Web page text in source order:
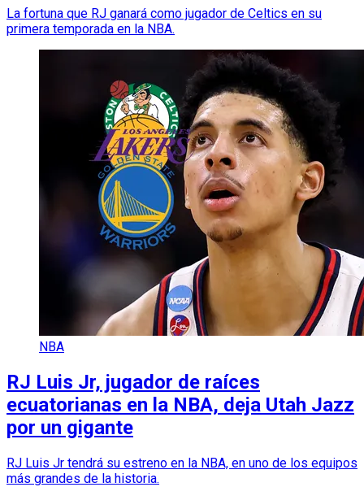
La fortuna que RJ ganará como jugador de Celtics en su
primera temporada en la NBA.
NBA
RJ Luis Jr, jugador de raíces
ecuatorianas en la NBA, deja Utah Jazz
por un gigante
RJ Luis Jr tendrá su estreno en la NBA, en uno de los equipos
más grandes de la historia.